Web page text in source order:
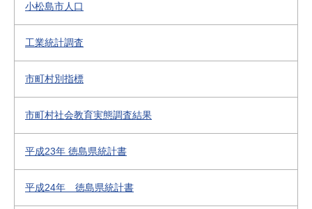
小松島市人口
工業統計調査
市町村別指標
市町村社会教育実態調査結果
平成23年 徳島県統計書
平成24年 徳島県統計書